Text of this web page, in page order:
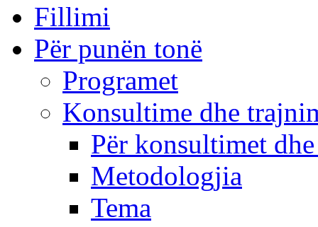
Fillimi
Për punën tonë
Programet
Konsultime dhe
Për konsultimet
Metodologjia
Tema